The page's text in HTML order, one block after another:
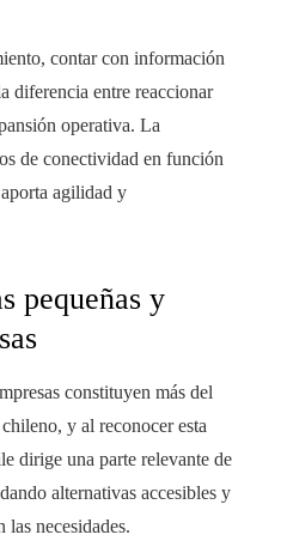
contar con información
diferencia entre reaccionar
operativa. La
de conectividad en función
agilidad y
pequeñas y
constituyen más del
y al reconocer esta
dirige una parte relevante de
alternativas accesibles y
las necesidades.